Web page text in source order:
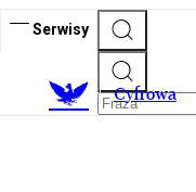
Serwisy
Cyfrowa